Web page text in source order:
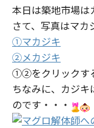
本日は築地市場は
さて、写真はマカ
①マカジキ
②メカジキ
①②をクリックす
ちなみに、カジ
のです・・・